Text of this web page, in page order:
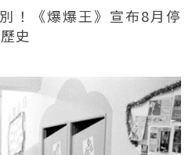
！《爆爆王》宣布8月停
史